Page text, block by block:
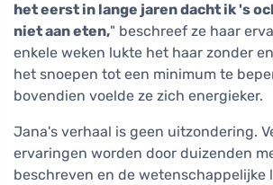
het eerst in lange jaren dacht ik 's
niet aan eten," beschreef ze haar
enkele weken lukte het haar zonder
het snoepen tot een minimum te
bovendien voelde ze zich energieker.
Jana's verhaal is geen uitzondering.
ervaringen worden door duizenden
beschreven en de